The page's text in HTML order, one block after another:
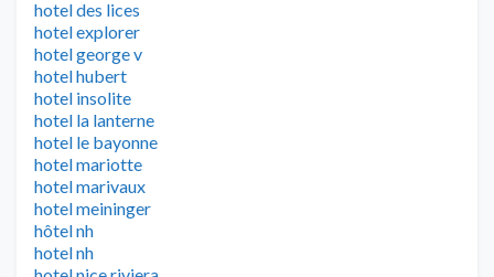
hotel des lices
hotel explorer
hotel george v
hotel hubert
hotel insolite
hotel la lanterne
hotel le bayonne
hotel mariotte
hotel marivaux
hotel meininger
hôtel nh
hotel nh